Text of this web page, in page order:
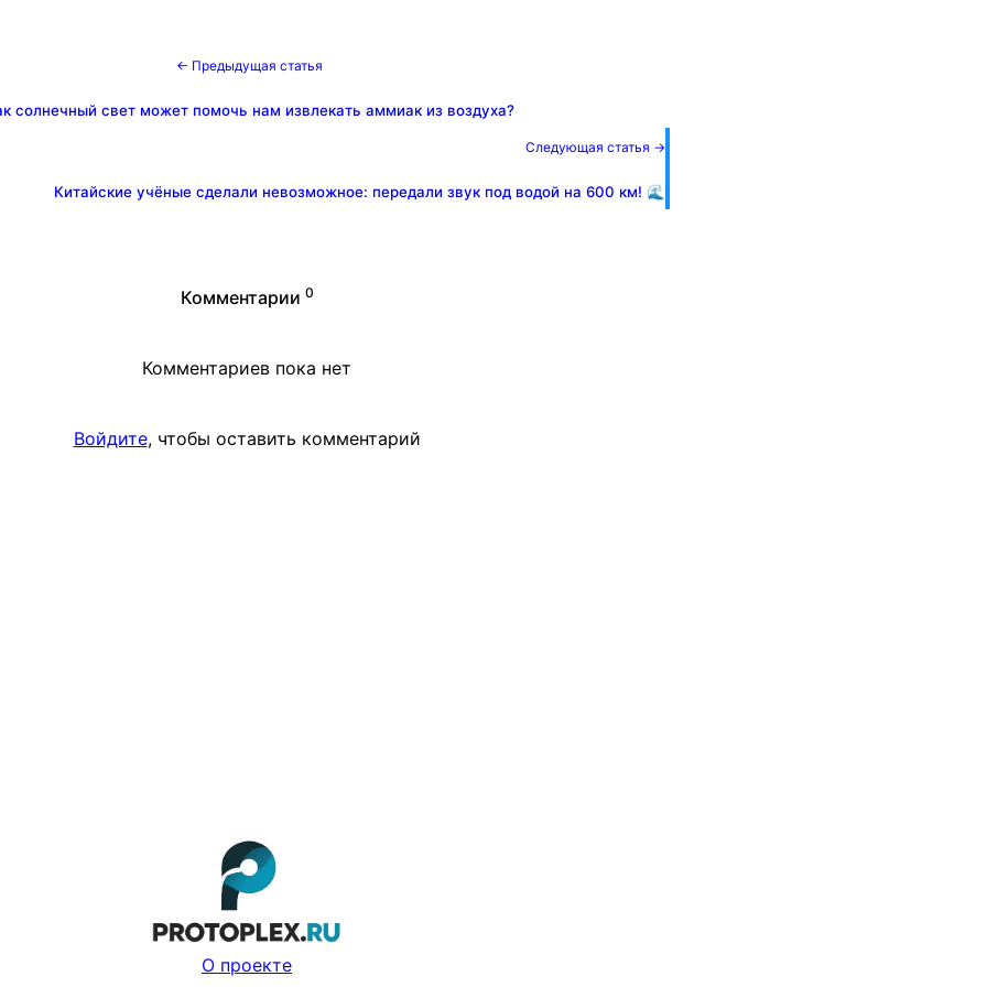
← Предыдущая статья
солнечный свет может помочь нам извлекать аммиак из воздуха?
Следующая статья →
Китайские учёные сделали невозможное: передали звук под водой на 600 км! 🌊
Комментарии 0
Комментариев пока нет
Войдите, чтобы оставить комментарий
О проекте